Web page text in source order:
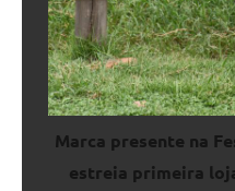
Marca presente na
estreia primeira